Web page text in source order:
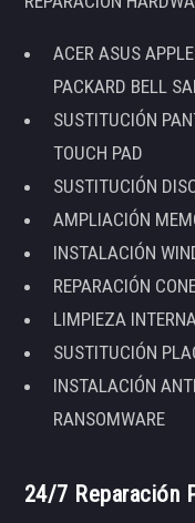
ACER ASUS
PACKARD BELL
SUSTITUCIÓN
TOUCH PAD
SUSTITUCIÓN
AMPLIACIÓN
INSTALACIÓN
REPARACIÓN
LIMPIEZA
SUSTITUCIÓN
INSTALACIÓN
RANSOMWARE
24/7 Reparación